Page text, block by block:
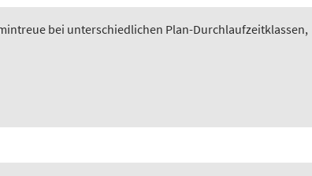
bei unterschiedlichen Plan-Durchlaufzeitklassen,